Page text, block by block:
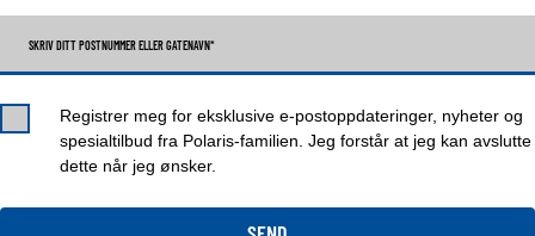
SKRIV DITT POSTNUMMER ELLER GATENAVN*
Registrer meg for eksklusive e-postoppdateringer, nyheter og
spesialtilbud fra Polaris-familien. Jeg forstår at jeg kan avslutte
dette når jeg ønsker.